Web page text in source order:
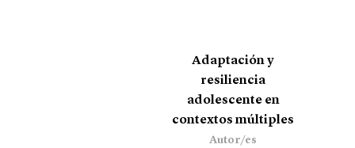
Adaptación y
resiliencia
adolescente en
contextos múltiples
Autor/es